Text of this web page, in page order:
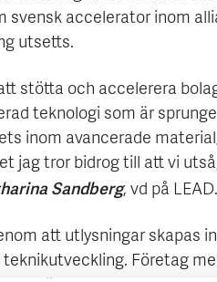
svensk accelerator inom
utsetts.
stötta och accelerera
teknologi som är
inom avancerade
jag tror bidrog till att vi
Sandberg, vd på LEAD.
att utlysningar skapas
Företag